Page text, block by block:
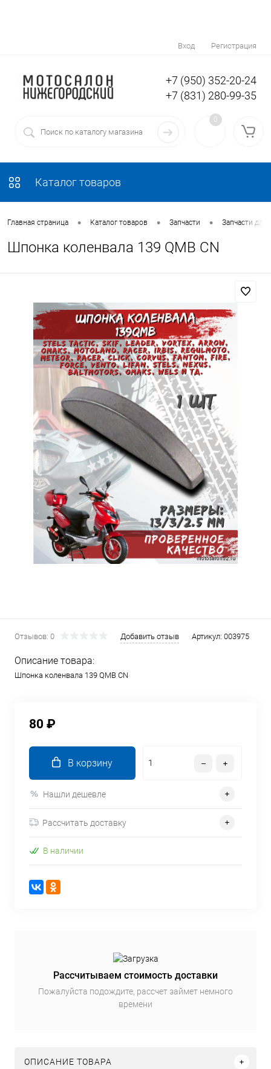
Вход Регистрация
+7 (950) 352-20-24
+7 (831) 280-99-35
0
Каталог товаров
Главная страница • Каталог товаров • Запчасти • Запчасти для
Шпонка коленвала 139 QMB CN
Отзывов: 0 Добавить отзыв Артикул: 003975
Описание товара:
Шпонка коленвала 139 QMB CN
80 ₽
В корзину
Нашли дешевле
Рассчитать доставку
В наличии
Рассчитываем стоимость доставки
Пожалуйста подождите, рассчет займет немного
времени
ОПИСАНИЕ ТОВАРА